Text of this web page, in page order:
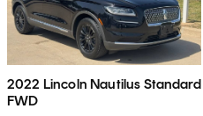
2022 Lincoln Nautilus Standard
FWD